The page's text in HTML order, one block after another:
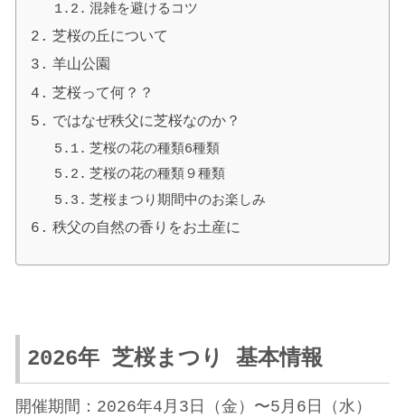
混雑を避けるコツ
芝桜の丘について
羊山公園
芝桜って何？？
ではなぜ秩父に芝桜なのか？
芝桜の花の種類6種類
芝桜の花の種類９種類
芝桜まつり期間中のお楽しみ
秩父の自然の香りをお土産に
2026年 芝桜まつり 基本情報
開催期間：2026年4月3日（金）〜5月6日（水）